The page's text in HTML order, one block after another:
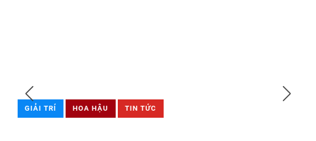
GIẢI TRÍ HOA HẬU TIN TỨC